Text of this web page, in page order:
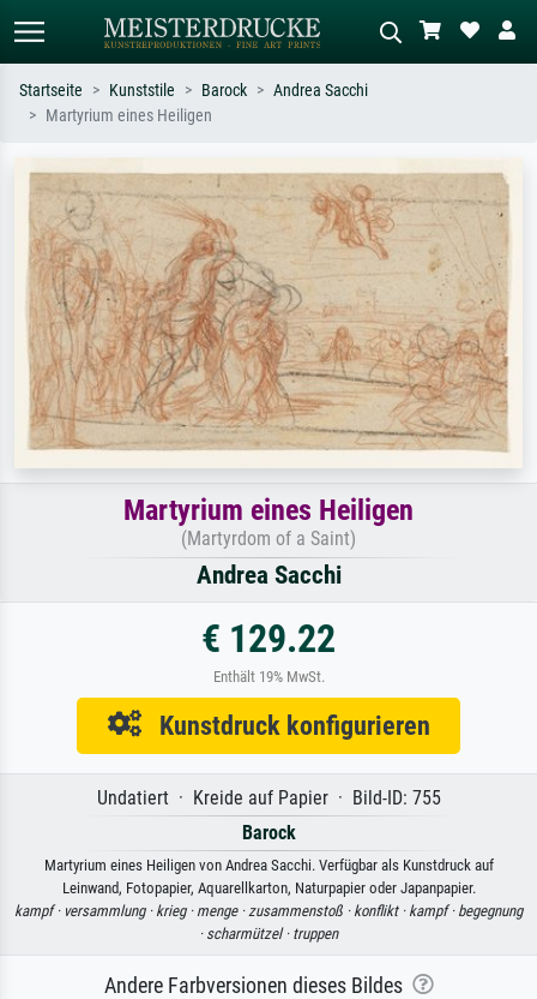
Suchen Sie nach Künstlern, Werktiteln
oder Stilen – z.B. Monet,
Sternennacht, Impressionismus, Welle
Hokusai, Akt.
Beschreiben Sie die Szene – z.B. Grüne
Wiese, Abstrakt mit viel Rot, Dunkles
Ölgemälde, Stehender Akt neben einem
Baum.
Startseite Kunststile Barock
Andrea Sacchi
Martyrium eines Heiligen
Martyrium eines Heiligen
(Martyrdom of a Saint)
Andrea Sacchi
€ 129.22
Enthält 19% MwSt.
Kunstdruck konfigurieren
Undatiert · Kreide auf Papier · Bild-ID: 755
Barock
Martyrium eines Heiligen von Andrea Sacchi. Verfügbar als Kunstdruck auf
Leinwand, Fotopapier, Aquarellkarton, Naturpapier oder Japanpapier.
kampf · versammlung · krieg · menge · zusammenstoß · konflikt · kampf · begegnung
· scharmützel · truppen
Andere Farbversionen dieses Bildes